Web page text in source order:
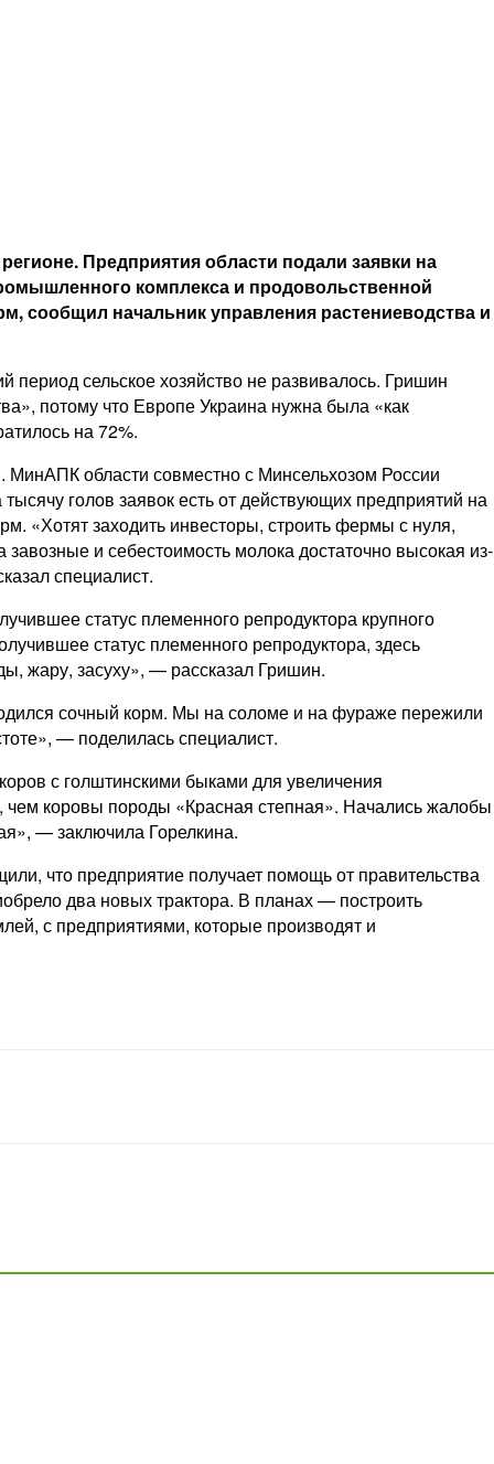
Предприятия области подали заявки на
комплекса и продовольственной
сообщил начальник управления растениеводства и
период сельское хозяйство не развивалось. Гришин
потому что Европе Украина нужна была «как
на 72%.
области совместно с Минсельхозом России
голов заявок есть от действующих предприятий на
«Хотят заходить инвесторы, строить фермы с нуля,
и себестоимость молока достаточно высокая из-
специалист.
статус племенного репродуктора крупного
статус племенного репродуктора, здесь
жару, засуху», — рассказал Гришин.
сочный корм. Мы на соломе и на фураже пережили
— поделилась специалист.
с голштинскими быками для увеличения
чем коровы породы «Красная степная». Начались жалобы
— заключила Горелкина.
что предприятие получает помощь от правительства
два новых трактора. В планах — построить
с предприятиями, которые производят и